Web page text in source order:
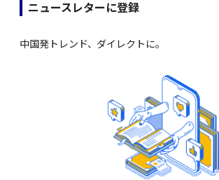
ニュースレターに登録
中国発トレンド、ダイレクトに。